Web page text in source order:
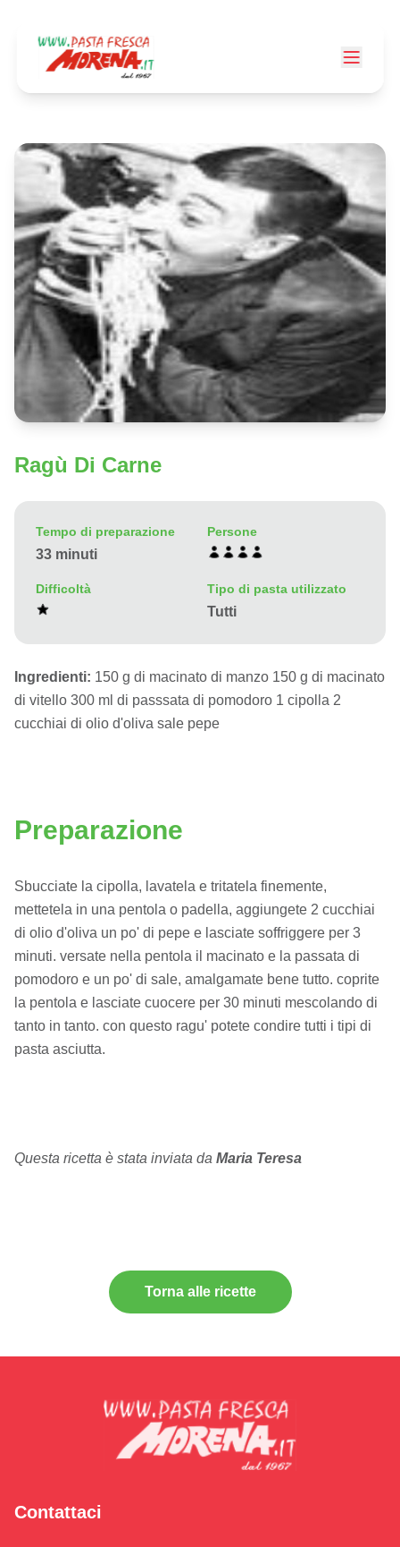
Ragù Di Carne
Tempo di preparazione
33 minuti
Persone
Difficoltà Tipo di pasta utilizzato
Tutti
Ingredienti: 150 g di macinato di manzo 150 g di macinato
di vitello 300 ml di passsata di pomodoro 1 cipolla 2
cucchiai di olio d'oliva sale pepe
Preparazione
Sbucciate la cipolla, lavatela e tritatela finemente,
mettetela in una pentola o padella, aggiungete 2 cucchiai
di olio d'oliva un po' di pepe e lasciate soffriggere per 3
minuti. versate nella pentola il macinato e la passata di
pomodoro e un po' di sale, amalgamate bene tutto. coprite
la pentola e lasciate cuocere per 30 minuti mescolando di
tanto in tanto. con questo ragu' potete condire tutti i tipi di
pasta asciutta.
Questa ricetta è stata inviata da Maria Teresa
Torna alle ricette
Contattaci